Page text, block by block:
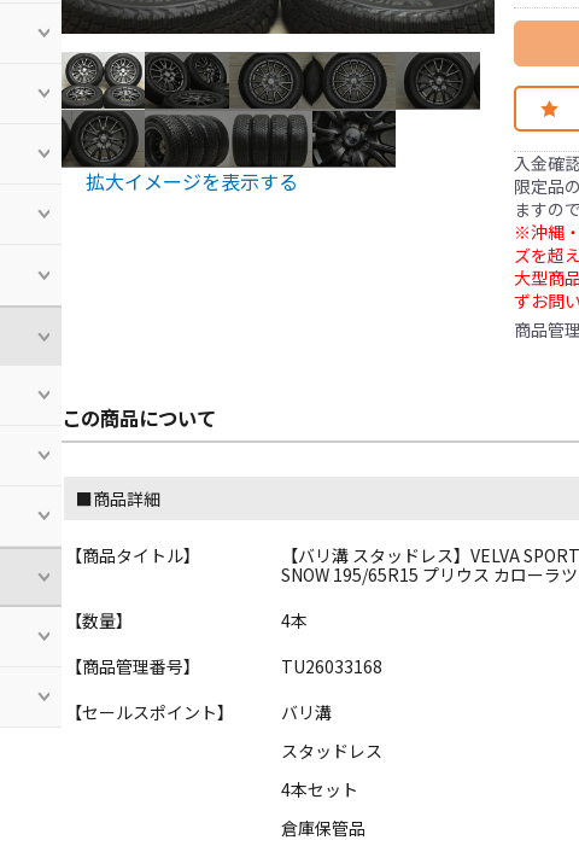
拡大イメージを表示する
入金確
限定品
ますの
※沖縄
ズを超
大型商
ずお問
商品管
この商品について
■商品詳細
【商品タイトル】
【バリ溝 スタッドレス】VELVA
SNOW 195/65R15 プリウス カローラ
【数量】
4本
【商品管理番号】
TU26033168
【セールスポイント】
バリ溝
スタッドレス
4本セット
倉庫保管品